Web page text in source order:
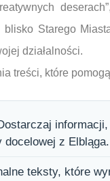
Starego
działalności.
treści, które
docelowej z Elbląga.
teksty, które